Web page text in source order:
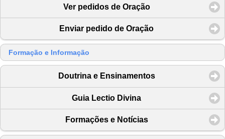
Ver pedidos de Oração
Enviar pedido de Oração
Formação e Informação
Doutrina e Ensinamentos
Guia Lectio Divina
Formações e Notícias